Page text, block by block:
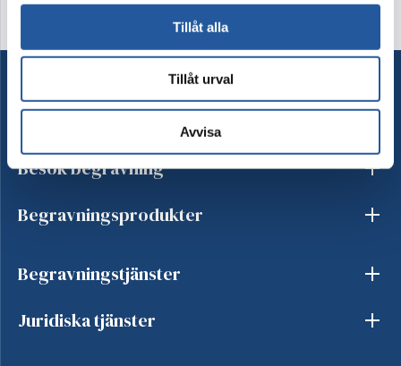
Tillåt alla
Tillåt urval
Avvisa
Ordna begravning
Besök begravning
Begravningsprodukter
Begravningstjänster
Juridiska tjänster